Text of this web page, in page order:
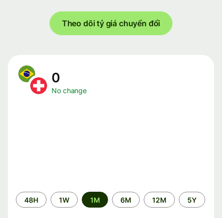
Theo dõi tỷ giá chuyển đổi
0
No change
Time
period
48H 1W 1M 6M 12M 5Y